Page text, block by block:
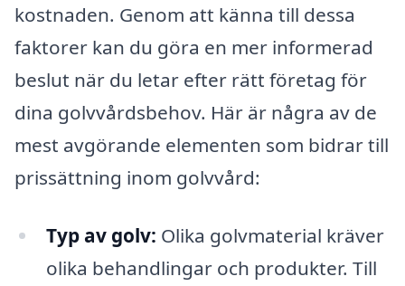
kostnaden. Genom att känna till dessa
faktorer kan du göra en mer informerad
beslut när du letar efter rätt företag för
dina golvvårdsbehov. Här är några av de
mest avgörande elementen som bidrar till
prissättning inom golvvård:
Typ av golv: Olika golvmaterial kräver
olika behandlingar och produkter. Till